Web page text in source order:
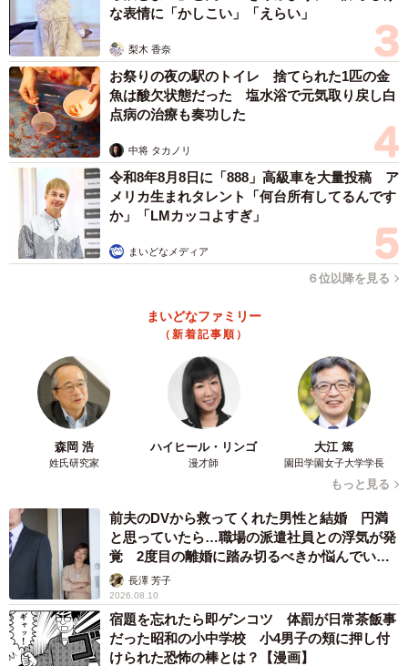
な表情に「かしこい」「えらい」
梨木 香奈
お祭りの夜の駅のトイレ 捨てられた1匹の金
魚は酸欠状態だった 塩水浴で元気取り戻し白
点病の治療も奏功した
中将 タカノリ
令和8年8月8日に「888」高級車を大量投稿 ア
メリカ生まれタレント「何台所有してるんです
か」「LMカッコよすぎ」
まいどなメディア
６位以降を見る
まいどなファミリー
（新着記事順）
森岡 浩
姓氏研究家
ハイヒール・リンゴ
漫才師
大江 篤
園田学園女子大学学長
もっと見る
前夫のDVから救ってくれた男性と結婚 円満
と思っていたら…職場の派遣社員との浮気が発
覚 2度目の離婚に踏み切るべきか悩んでいま
す【夫婦関係修復カウンセラーが解説】
長澤 芳子
2026.08.10
宿題を忘れたら即ゲンコツ 体罰が日常茶飯事
だった昭和の小中学校 小4男子の頬に押し付
けられた恐怖の棒とは？【漫画】